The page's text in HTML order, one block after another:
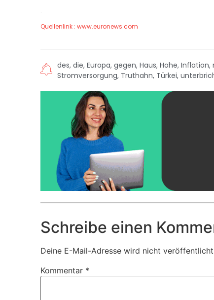
.
Quellenlink : www.euronews.com
des, die, Europa, gegen, Haus, Hohe, Inflation,
Stromversorgung, Truthahn, Türkei,
Schreibe einen
Deine E-Mail-Adresse wird nicht
Kommentar *